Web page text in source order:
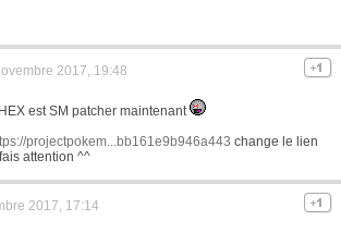
2017, 19:48
est SM patcher maintenant
projectpokem...bb161e9b946a443 change le lien
attention ^^
2017, 17:14